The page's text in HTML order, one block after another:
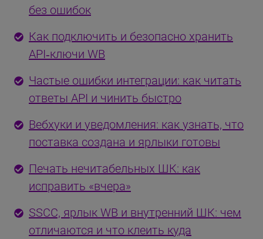
без ошибок
Как подключить и безопасно хранить
API‑ключи WB
Частые ошибки интеграции: как читать
ответы API и чинить быстро
Вебхуки и уведомления: как узнать, что
поставка создана и ярлыки готовы
Печать нечитабельных ШК: как
исправить «вчера»
SSCC, ярлык WB и внутренний ШК: чем
отличаются и что клеить куда